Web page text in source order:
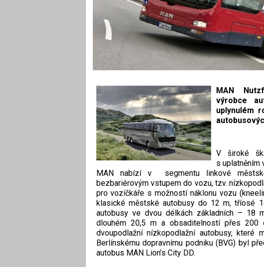
MAN
výrobce
uplynulém
V široké
s uplatněním
MAN nabízí v segmentu linkové
bezbariérovým vstupem do vozu, tzv.
pro vozíčkáře s možností náklonu vozu
klasické městské autobusy do 12 m, tříosé
autobusy ve dvou délkách základních – 18
dlouhém 20,5 m a obsaditelností přes 200
dvoupodlažní nízkopodlažní autobusy, které
Berlínskému dopravnímu podniku (BVG) byl
autobus MAN Lion’s City DD.